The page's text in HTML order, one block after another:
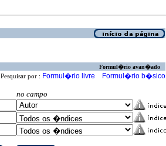
Formul�rio avan�ado
Pesquisar por : Formul�rio livre Formul�rio b�sico
no campo